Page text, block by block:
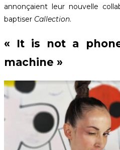
annonçaient leur nouvelle
baptiser Callection.
« It is not a
machine »